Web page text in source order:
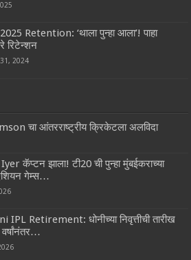
Retention: ‘थाला पुन्हा आला’! पाहा
रिटेन्शन
2024
चा आंतरराष्ट्रीय क्रिकेटला अलविदा
कॅप्टन झाला! टी20 ची पुन्हा मुंबईकराच्या
गेम्स…
IPL Retirement: धोनीच्या निवृत्तीची तारीख